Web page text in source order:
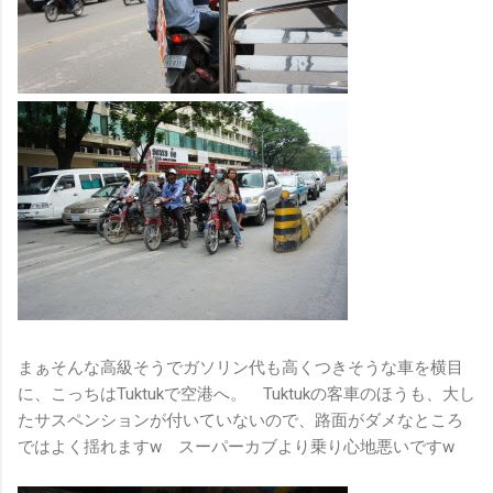
まぁそんな高級そうでガソリン代も高くつきそうな車を横目
に、こっちはTuktukで空港へ。 Tuktukの客車のほうも、大し
たサスペンションが付いていないので、路面がダメなところ
ではよく揺れますw スーパーカブより乗り心地悪いですw